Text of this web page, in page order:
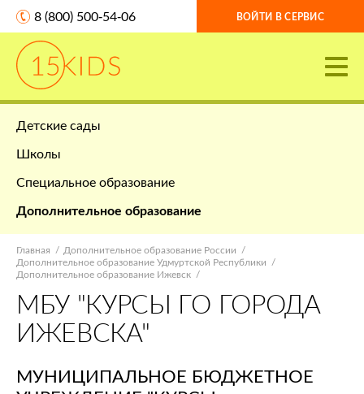
8 (800) 500-54-06 ВОЙТИ В СЕРВИС
Детские сады
Школы
Специальное образование
Дополнительное образование
Главная
Дополнительное образование России
Дополнительное образование Удмуртской Республики
Дополнительное образование Ижевск
МБУ "КУРСЫ ГО ГОРОДА
ИЖЕВСКА"
МУНИЦИПАЛЬНОЕ БЮДЖЕТНОЕ